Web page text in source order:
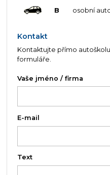
B osobní
Kontakt
Kontaktujte přímo
formuláře.
Vaše jméno / firma
E-mail
Text